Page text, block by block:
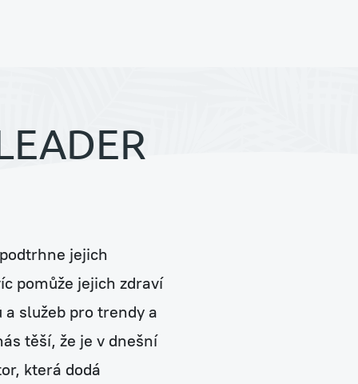
Prodej rostlin a květináčů
Péče a údržba stávajících rostlin
jejich
pomůže jejich zdraví
služeb pro trendy a
těší, že je v dnešní
která dodá